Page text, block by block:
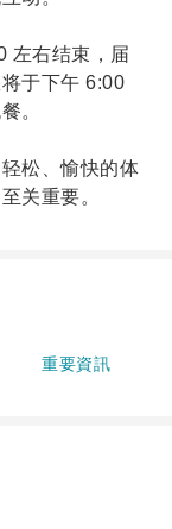
左右结束，届
于下午 6:00
。
松、愉快的体
关重要。
重要資訊